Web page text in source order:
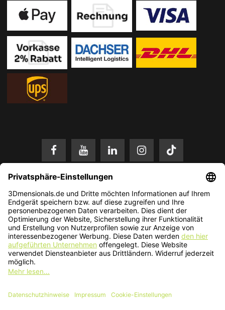
* Alle Preise in EUR inkl. gesetzl. Mehrwertsteuer zzgl. Versandkosten.
Änderungen und Irrtümer vorbehalten. Nur solange der Vorrat reicht.
© 2026 3Dmensionals / PONTIALIS GmbH & Co. KG - All Rights Reserved.​
Kundenbewertung